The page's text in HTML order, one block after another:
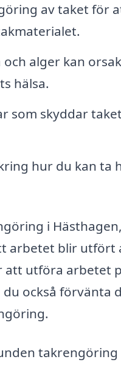
av taket för
och alger kan
hälsa.
som skyddar
hur du kan ta
i
arbetet blir utfört
utföra arbetet
också förvänta